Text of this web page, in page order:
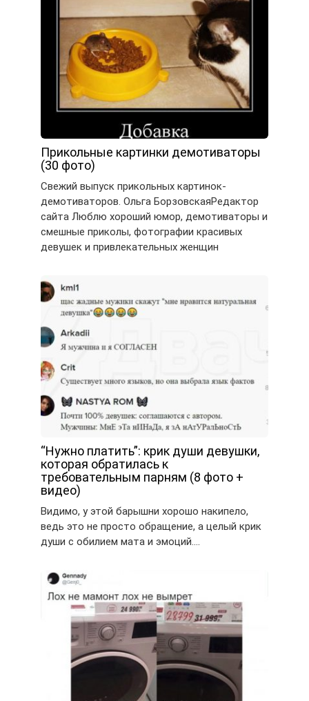
Прикольные картинки демотиваторы
(30 фото)
Свежий выпуск прикольных картинок-
демотиваторов. Ольга БорзовскаяРедактор
сайта Люблю хороший юмор, демотиваторы и
смешные приколы, фотографии красивых
девушек и привлекательных женщин
“Нужно платить”: крик души девушки,
которая обратилась к
требовательным парням (8 фото +
видео)
Видимо, у этой барышни хорошо накипело,
ведь это не просто обращение, а целый крик
души с обилием мата и эмоций….